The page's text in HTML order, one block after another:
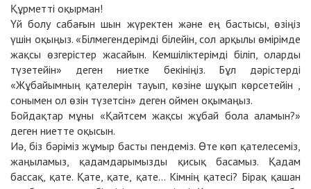
Құрметті оқырман!
Үй болу сабағын шын жүректен және ең бастысы, өзіңіз
үшін оқыңыз. «Білмегендерімді білейін, сол арқылы өмірімде
жақсы өзгерістер жасайын. Кемшіліктерімді біліп, оларды
түзетейін» деген ниетке бекініңіз. Бұл дәрістерді
«Жұбайымның қателерін тауып, көзіне шұқып көрсетейін ,
сонымен ол өзін түзетсін» деген оймен оқымаңыз.
Бойдақтар мұны «Қайтсем жақсы жұбай бола аламын?»
деген ниетте оқысын.
Иә, біз бәріміз жұмыр басты пендеміз. Өте көп қателесеміз,
жаңыламыз, қадамдарымызды қисық басамыз. Қадам
бассақ, қате. Қате, қате, қате... Кімнің қатесі? Бірақ қашан